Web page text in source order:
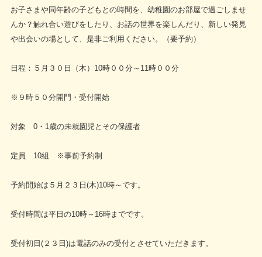
お子さまや同年齢の子どもとの時間を、幼稚園のお部屋で過ごしませ
んか？触れ合い遊びをしたり、お話の世界を楽しんだり、新しい発見
や出会いの場として、是非ご利用ください。（要予約）
日程：５月３０日（木）10時００分～11時００分
※９時５０分開門・受付開始
対象 0・1歳の未就園児とその保護者
定員 10組 ※事前予約制
予約開始は５月２３日(木)10時～です。
受付時間は平日の10時～16時までです。
受付初日(２３日)は電話のみの受付とさせていただきます。